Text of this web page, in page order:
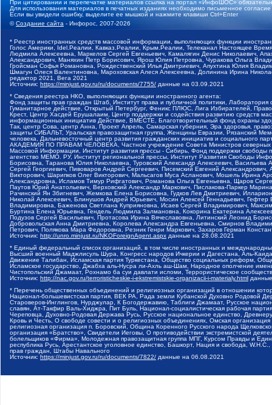
При цитировании и перепечатке материалов ссылка на портал «ИнфоШОС»
Для использования материалов в печатных изданиях необходимо письменное
Если вы увидели ошибку, выделите ее мышкой и нажмите клавиши Ctrl+Enter
©Создание сайта - Инфорос, 2007-2026
* Реестр иностранных средств массовой информации, выполняющих функции
Голос Америки, Idel.Реалии, Кавказ.Реалии, Крым.Реалии, Телеканал Настоящее
Людмила Алексеевна, Маркелов Сергей Евгеньевич, Камалягин Денис Николаевич,
Александрович, Маняхин Петр Борисович, Ярош Юлия Петровна, Чуракова Ольга
Гройсман Софья Романовна, Рождественский Илья Дмитриевич, Апухтина Юлия
Шмагун Олеся Валентиновна, Мароховская Алеся Алексеевна, Долинина Ирина
редактор 2021, Вега 2021
Источник: https://minjust.gov.ru/ru/documents/7755/ данные на 03.09.2021
* Сведения реестра НКО, выполняющих функции иностранного агента:
Фонд защиты прав граждан Штаб, Институт права и публичной политики,
Гуманитарное действие, Открытый Петербург, Феникс ПЛЮС, Лига Избирателей,
Крест, Центр Хасдей Ерушалаим, Центр поддержки и содействия развитию средств
информационных инициатив Действие, ВМЕСТЕ, Благотворительный фонд охраны
Так, центр Сова, центр Анна, Проект Апрель, Самарская губерния, Эра здоровья,
защиты СИБАЛЬТ, Уральская правозащитная группа, Женщины Евразии, Рязанский
человека, Дальневосточный центр развития гражданских инициатив и социального
АКАДЕМИЯ ПО ПРАВАМ ЧЕЛОВЕКА, Частное учреждение Совета Министров северных
Массовой Информации, Институт развития прессы - Сибирь, Фонд поддержки
агентство МЕМО. РУ, Институт региональной прессы, Институт Развития Свободы
Борисовна, Таранова Юлия Николаевна, Туровский Александр Алексеевич,
Сергей Георгиевич, Пивоваров Андрей Сергеевич, Писемский Евгений
Викторович, Шарипков Олег Викторович, Мальсагов Муса Асланович, Мошель Ирина
Александровна, Исламов Тимур Рифгатович, Романова Ольга Евгеньевна, Щаров
Паутов Юрий Анатольевич, Верховский Александр Маркович, Пислакова-Паркер
Рачинский Ян Збигневич, Жемкова Елена Борисовна, Гудков Лев Дмитриевич,
Николай Алексеевич, Блинушов Андрей Юрьевич, Мосин Алексей Геннадьевич,
Владимировна, Баженова Светлана Куприяновна, Исаев Сергей Владимирович,
Буртина Елена Юрьевна, Гендель Людмила Залмановна, Кокорина Екатерина
Подузов Сергей Васильевич, Протасова Ирина Вячеславовна, Литинский Леонид
Добровольская Анна Дмитриевна, Королева Александра Евгеньевна, Смирнов
Петрович, Полякова Мара Федоровна, Резник Генри Маркович, Захаров Герман
Источник: http://unro.minjust.ru/NKOForeignAgent.aspx данные на 28.08.2021
* Единый федеральный список организаций, в том числе иностранных и
Высший военный Маджлисуль Шура, Конгресс народов Ичкерии и Дагестана, Аль-
Движение Талибан, Исламская партия Туркестана, Общество социальных реформ,
Исламское государство, Джабха аль-Нусра ли-Ахль аш-Шам, Народное ополчение
Чистопольский Джамаат, Рохнамо ба суи давлати исломи, Террористическое
Источник: http://nac.gov.ru/terroristicheskie-i-ekstremistskie-organizacii-i-materialy.html
* Перечень общественных объединений и религиозных организаций в отношении
Национал-большевистская партия, ВЕК РА, Рада земли Кубанской Духовно Родовой
Староверов-Инглингов, Нурджулар, К Богодержавию, Таблиги Джамаат, Русское
славян, Ат-Такфир Валь-Хиджра, Пит Буль, Национал-социалистическая рабочая
Череповца, Духовно-Родовая Держава Русь, Русское национальное единство,
Кровь и Честь, О свободе совести и о религиозных объединениях, Омская
религиозная организация п. Боровский, Община Коренного Русского народа
организация «Братство», Свидетели Иеговы, О противодействии экстремистской
болельщиков «Фирма», Молодежная правозащитная группа МПГ, Курсом Правды и
республика Русь, Арестантское уголовное единство, Башкорт, Нация и свобода,
прав граждан, Штабы Навального
Источник: https://minjust.gov.ru/ru/documents/7822/ данные на 06.08.2021